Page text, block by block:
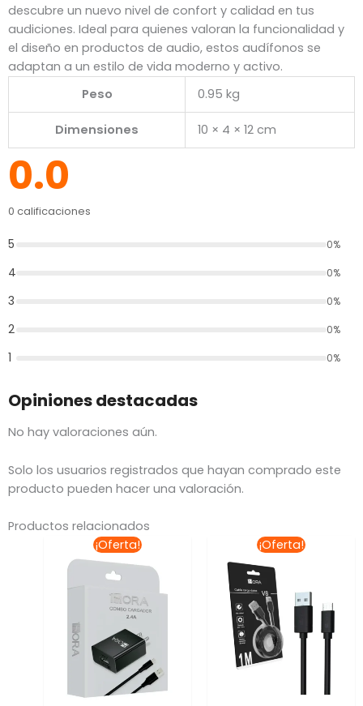
descubre un nuevo nivel de confort y calidad en tus
audiciones. Ideal para quienes valoran la funcionalidad y
el diseño en productos de audio, estos audífonos se
adaptan a un estilo de vida moderno y activo.
Peso
0.95 kg
Dimensiones 10 × 4 × 12 cm
0.0
0 calificaciones
5 0%
4 0%
3 0%
2 0%
1 0%
Opiniones destacadas
No hay valoraciones aún.
Solo los usuarios registrados que hayan comprado este
producto pueden hacer una valoración.
Productos relacionados
¡Oferta!
El
precio
original
era:
$150.00.
es:
$99.00.
¡Oferta!
El
precio
$109.86.